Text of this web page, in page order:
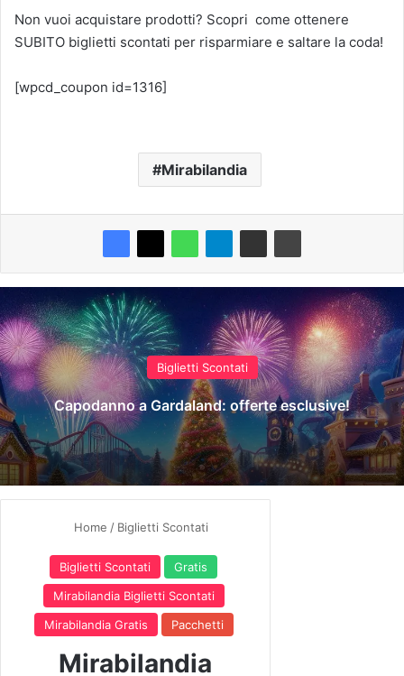
Non vuoi acquistare prodotti? Scopri come ottenere
SUBITO biglietti scontati per risparmiare e saltare la coda!
[wpcd_coupon id=1316]
Mirabilandia
Biglietti Scontati
Capodanno a Gardaland: offerte esclusive!